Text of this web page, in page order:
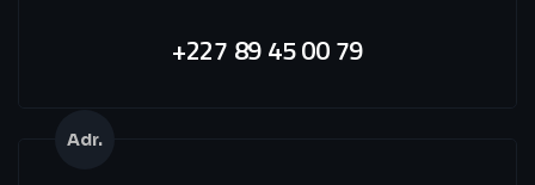
+227 89 45 00 79
Adr.